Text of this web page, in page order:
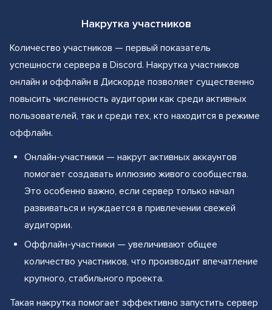
Накрутка участников
Количество участников — первый показатель
успешности сервера в Discord. Накрутка участников
онлайн и оффлайн в Дискорде позволяет существенно
повысить численность аудитории как среди активных
пользователей, так и среди тех, кто находится в режиме
оффлайн.
Онлайн-участники — накрут активных аккаунтов
помогает создавать иллюзию живого сообщества.
Это особенно важно, если сервер только начал
развиваться и нуждается в привлечении свежей
аудитории.
Оффлайн-участники — увеличивают общее
количество участников, что производит впечатление
крупного, стабильного проекта.
Такая накрутка помогает эффективно запустить сервер